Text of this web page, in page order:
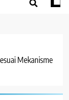
Mekanisme